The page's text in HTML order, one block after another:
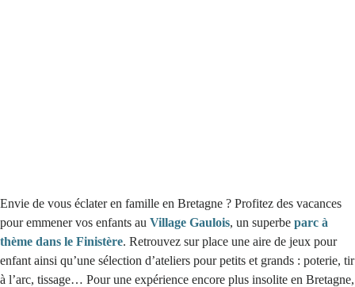
Envie de vous éclater en famille en Bretagne ? Profitez des vacances
pour emmener vos enfants au Village Gaulois, un superbe parc à
thème dans le Finistère. Retrouvez sur place une aire de jeux pour
enfant ainsi qu’une sélection d’ateliers pour petits et grands : poterie, tir
à l’arc, tissage… Pour une expérience encore plus insolite en Bretagne,